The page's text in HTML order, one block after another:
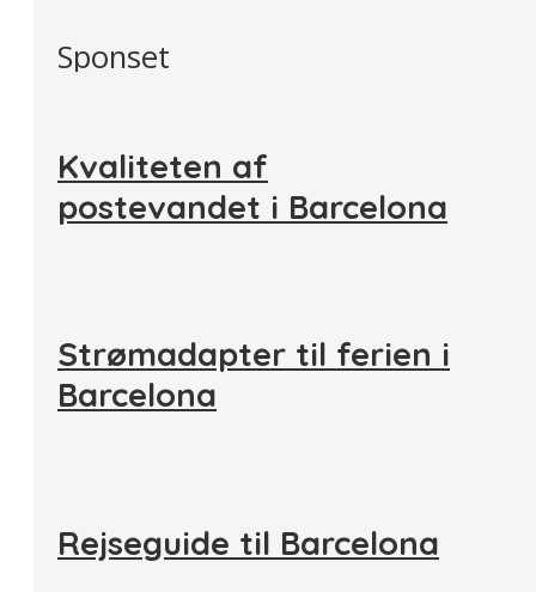
Sponset
Kvaliteten af
postevandet i Barcelona
Strømadapter til ferien i
Barcelona
Rejseguide til Barcelona